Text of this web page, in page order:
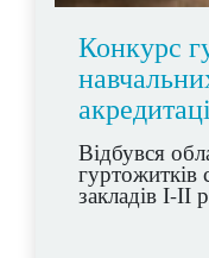
Конкурс
Відбувся
гуртожитків
закладів І-ІІ